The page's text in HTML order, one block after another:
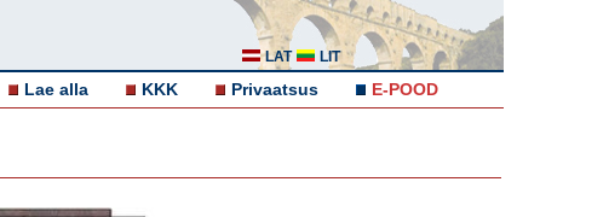
LAT LIT
Lae alla KKK Privaatsus E-POOD